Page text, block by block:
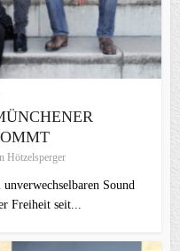
Hötzelsperger
Sound
Freiheit seit...